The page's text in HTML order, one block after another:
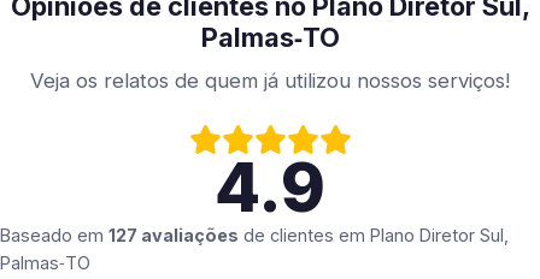
Palmas‑TO
Veja os relatos de quem já utilizou nossos serviços!
4.9
Baseado em 127 avaliações de clientes em Plano Diretor Sul,
Palmas‑TO